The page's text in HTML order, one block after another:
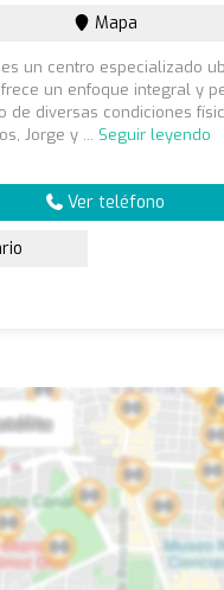
Mapa
un centro especializado
un enfoque integral y
de diversas condiciones
Jorge y ... Seguir leyendo
Ver teléfono